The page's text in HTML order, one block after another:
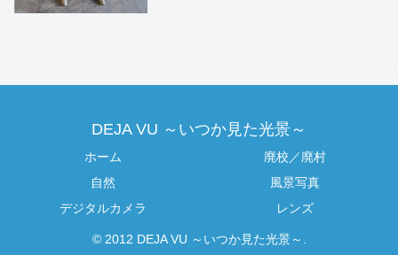
DEJA VU ～いつか見た光景～
ホーム
廃校／廃村
自然
風景写真
デジタルカメラ
レンズ
© 2012 DEJA VU ～いつか見た光景～.